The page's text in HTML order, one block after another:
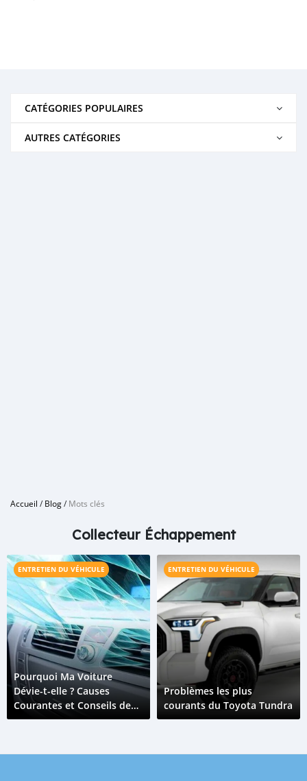
CATÉGORIES POPULAIRES
AUTRES CATÉGORIES
Accueil /Blog/Mots clés
Collecteur Échappement
ENTRETIEN DU VÉHICULE
Pourquoi Ma Voiture
Dévie-t-elle ? Causes
Courantes et Conseils de
Prévention
ENTRETIEN DU VÉHICULE
Problèmes les plus
courants du Toyota Tundra